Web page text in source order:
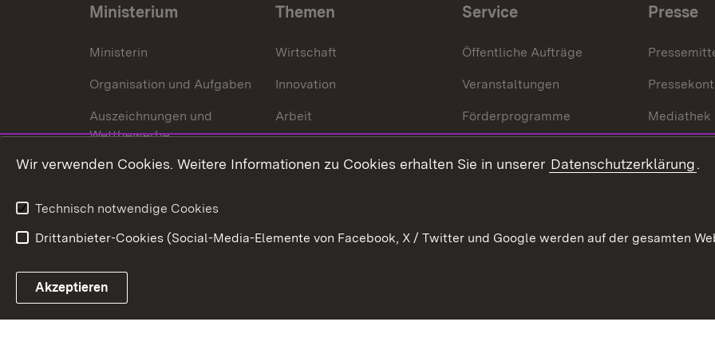
Ministerium
Ministerin
Organisation und Aufgaben
Auszeichnungen und
Wettbewerbe
Themen
Wirtschaft
Innovation
Arbeit
Service
Öffentliche Aufträge
Veranstaltungen
Förderprogramme
Presse
Mediathek
Link zum Landesportal
Wir verwenden Cookies. Weitere Informationen zu Cookies erhalten Sie in unserer Datenschutzerklärung.
Technisch notwendige Cookies
Drittanbieter-Cookies (Social-Media-Elemente von Facebook, X / Twitter und Google werden auf der gesamten
Akzeptieren